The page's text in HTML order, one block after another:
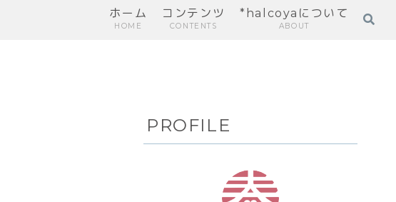
ホーム
HOME
コンテンツ
CONTENTS
*halcoyaについて
ABOUT
PROFILE